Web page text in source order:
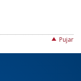
Pujar